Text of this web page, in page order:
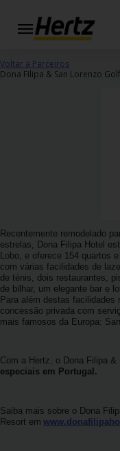
Reservas
PT/PT
Ajuda
Carrinhas
Carros
Elétricos
Carros
Premium
Voltar a Parceiros
Dona Filipa & San Lorenzo
Recentemente remodelado
estrelas, Dona Filipa Hotel
Lobo, e oferece 154 quartos
com várias facilidades de
de ténis, dois restaurantes,
de bilhar, um elegante bar e
Para além destas
concessão privada com
mais famosos da Europa:
Com a Hertz, o Dona Filipa
especiais em Portugal.
Saiba mais sobre o Dona
Resort em